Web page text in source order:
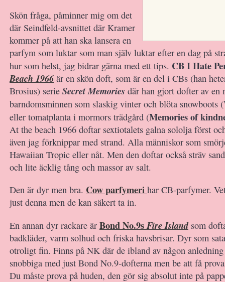
Skön fråga, påminner mig om det
där Seindfeld-avsnittet där Kramer
kommer på att han ska lansera en
parfym som luktar som man själv luktar efter en dag på
hur som helst, jag bidrar gärna med ett tips. CB I Hate
Beach 1966 är en skön doft, som är en del i CBs (han
Brosius) serie Secret Memories där han gjort dofter av en
barndomsminnen som slaskig vinter och blöta snowboots (
eller tomatplanta i mormors trädgård (Memories of
At the beach 1966 doftar sextiotalets galna sololja först
även jag förknippar med strand. Alla människor som
Hawaiian Tropic eller nåt. Men den doftar också sträv
och lite äcklig tång och massor av salt.
Den är dyr men bra. Cow parfymeri har CB-parfymer.
just denna men de kan säkert ta in.
En annan dyr rackare är Bond No.9sFire Islandsom
badkläder, varm solhud och friska havsbrisar. Dyr som
otroligt fin. Finns på NK där de ibland av någon
snobbiga med just Bond No.9-dofterna men be att få
Du måste prova på huden, den gör sig absolut inte på